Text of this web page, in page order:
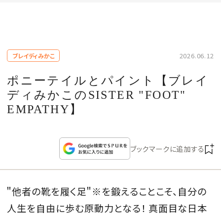
JEWELRY & WATCH
LIFESTYLE
CULTURE
CELEBRITY
WEDDING
ブレイディみかこ 2026.06.12
ポニーテイルとパイント【ブレイ
ディみかこのSISTER "FOOT"
EMPATHY】
ブックマークに追加する
＂他者の靴を履く足＂※を鍛えることこそ、自分の
人生を自由に歩む原動力となる！ 真面目な日本